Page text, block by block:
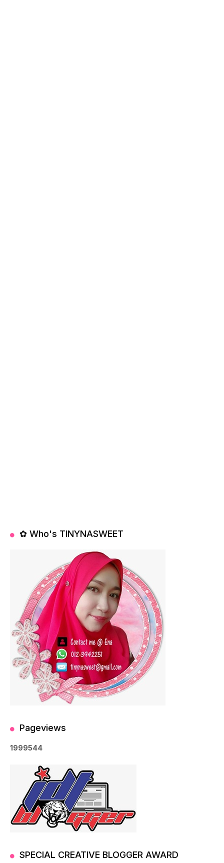
✿ Who's TINYNASWEET
Pageviews
1999544
SPECIAL CREATIVE BLOGGER AWARD